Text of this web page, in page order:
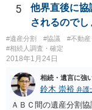
することはありませ
ありません。 なお、
伸長して調査したと
つかったため相続し
5
他界直後に協
されるのでし
#遺産分割 #協議 #不動
#相続人調査・確定
2018年1月24日
相続・遺言に強
鈴木 崇裕 弁護
ＡＢＣ間の遺産分割